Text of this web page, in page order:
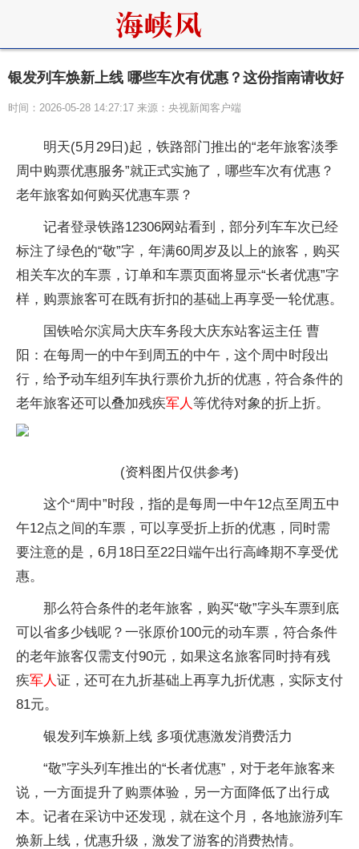
银发列车焕新上线 哪些车次有优惠？这份指南请收好
时间：2026-05-28 14:27:17 来源：央视新闻客户端
明天(5月29日)起，铁路部门推出的“老年旅客淡季
周中购票优惠服务”就正式实施了，哪些车次有优惠？
老年旅客如何购买优惠车票？
记者登录铁路12306网站看到，部分列车车次已经
标注了绿色的“敬”字，年满60周岁及以上的旅客，购买
相关车次的车票，订单和车票页面将显示“长者优惠”字
样，购票旅客可在既有折扣的基础上再享受一轮优惠。
国铁哈尔滨局大庆车务段大庆东站客运主任 曹
阳：在每周一的中午到周五的中午，这个周中时段出
行，给予动车组列车执行票价九折的优惠，符合条件的
老年旅客还可以叠加残疾军人等优待对象的折上折。
(资料图片仅供参考)
这个“周中”时段，指的是每周一中午12点至周五中
午12点之间的车票，可以享受折上折的优惠，同时需
要注意的是，6月18日至22日端午出行高峰期不享受优
惠。
那么符合条件的老年旅客，购买“敬”字头车票到底
可以省多少钱呢？一张原价100元的动车票，符合条件
的老年旅客仅需支付90元，如果这名旅客同时持有残
疾军人证，还可在九折基础上再享九折优惠，实际支付
81元。
银发列车焕新上线 多项优惠激发消费活力
“敬”字头列车推出的“长者优惠”，对于老年旅客来
说，一方面提升了购票体验，另一方面降低了出行成
本。记者在采访中还发现，就在这个月，各地旅游列车
焕新上线，优惠升级，激发了游客的消费热情。